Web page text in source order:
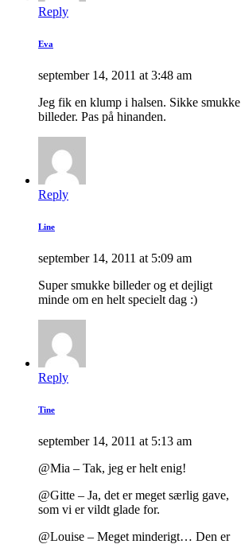
Reply
Eva
september 14, 2011 at 3:48 am
Jeg fik en klump i halsen. Sikke smukke
billeder. Pas på hinanden.
Reply
Line
september 14, 2011 at 5:09 am
Super smukke billeder og et dejligt
minde om en helt specielt dag :)
Reply
Tine
september 14, 2011 at 5:13 am
@Mia – Tak, jeg er helt enig!
@Gitte – Ja, det er meget særlig gave,
som vi er vildt glade for.
@Louise – Meget minderigt… Den er